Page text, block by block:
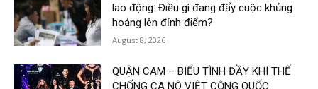
lao động: Điều gì đang đẩy cuộc khủng
hoảng lên đỉnh điểm?
August 8, 2026
QUẬN CAM – BIỂU TÌNH ĐẦY KHÍ THẾ
CHỐNG CA NÔ VIỆT CỘNG QUỐC